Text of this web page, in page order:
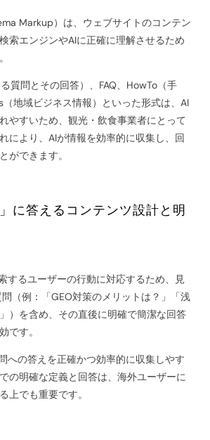
Markup）は、ウェブサイトのコンテン
索エンジンやAIに正確に理解させるため
質問とその回答）、FAQ、HowTo（手
地域ビジネス情報）といった形式は、AI
やすいため、観光・飲食事業者にとって
により、AIが情報を効率的に収集し、回
ができます。
に答えるコンテンツ設計と明
するユーザーの行動に対応するため、見
（例：「GEO対策のメリットは？」「浅
）を含め、その直後に明確で簡潔な回答
です。
への答えを正確かつ効率的に収集しやす
の明確な定義と回答は、海外ユーザーに
上でも重要です。